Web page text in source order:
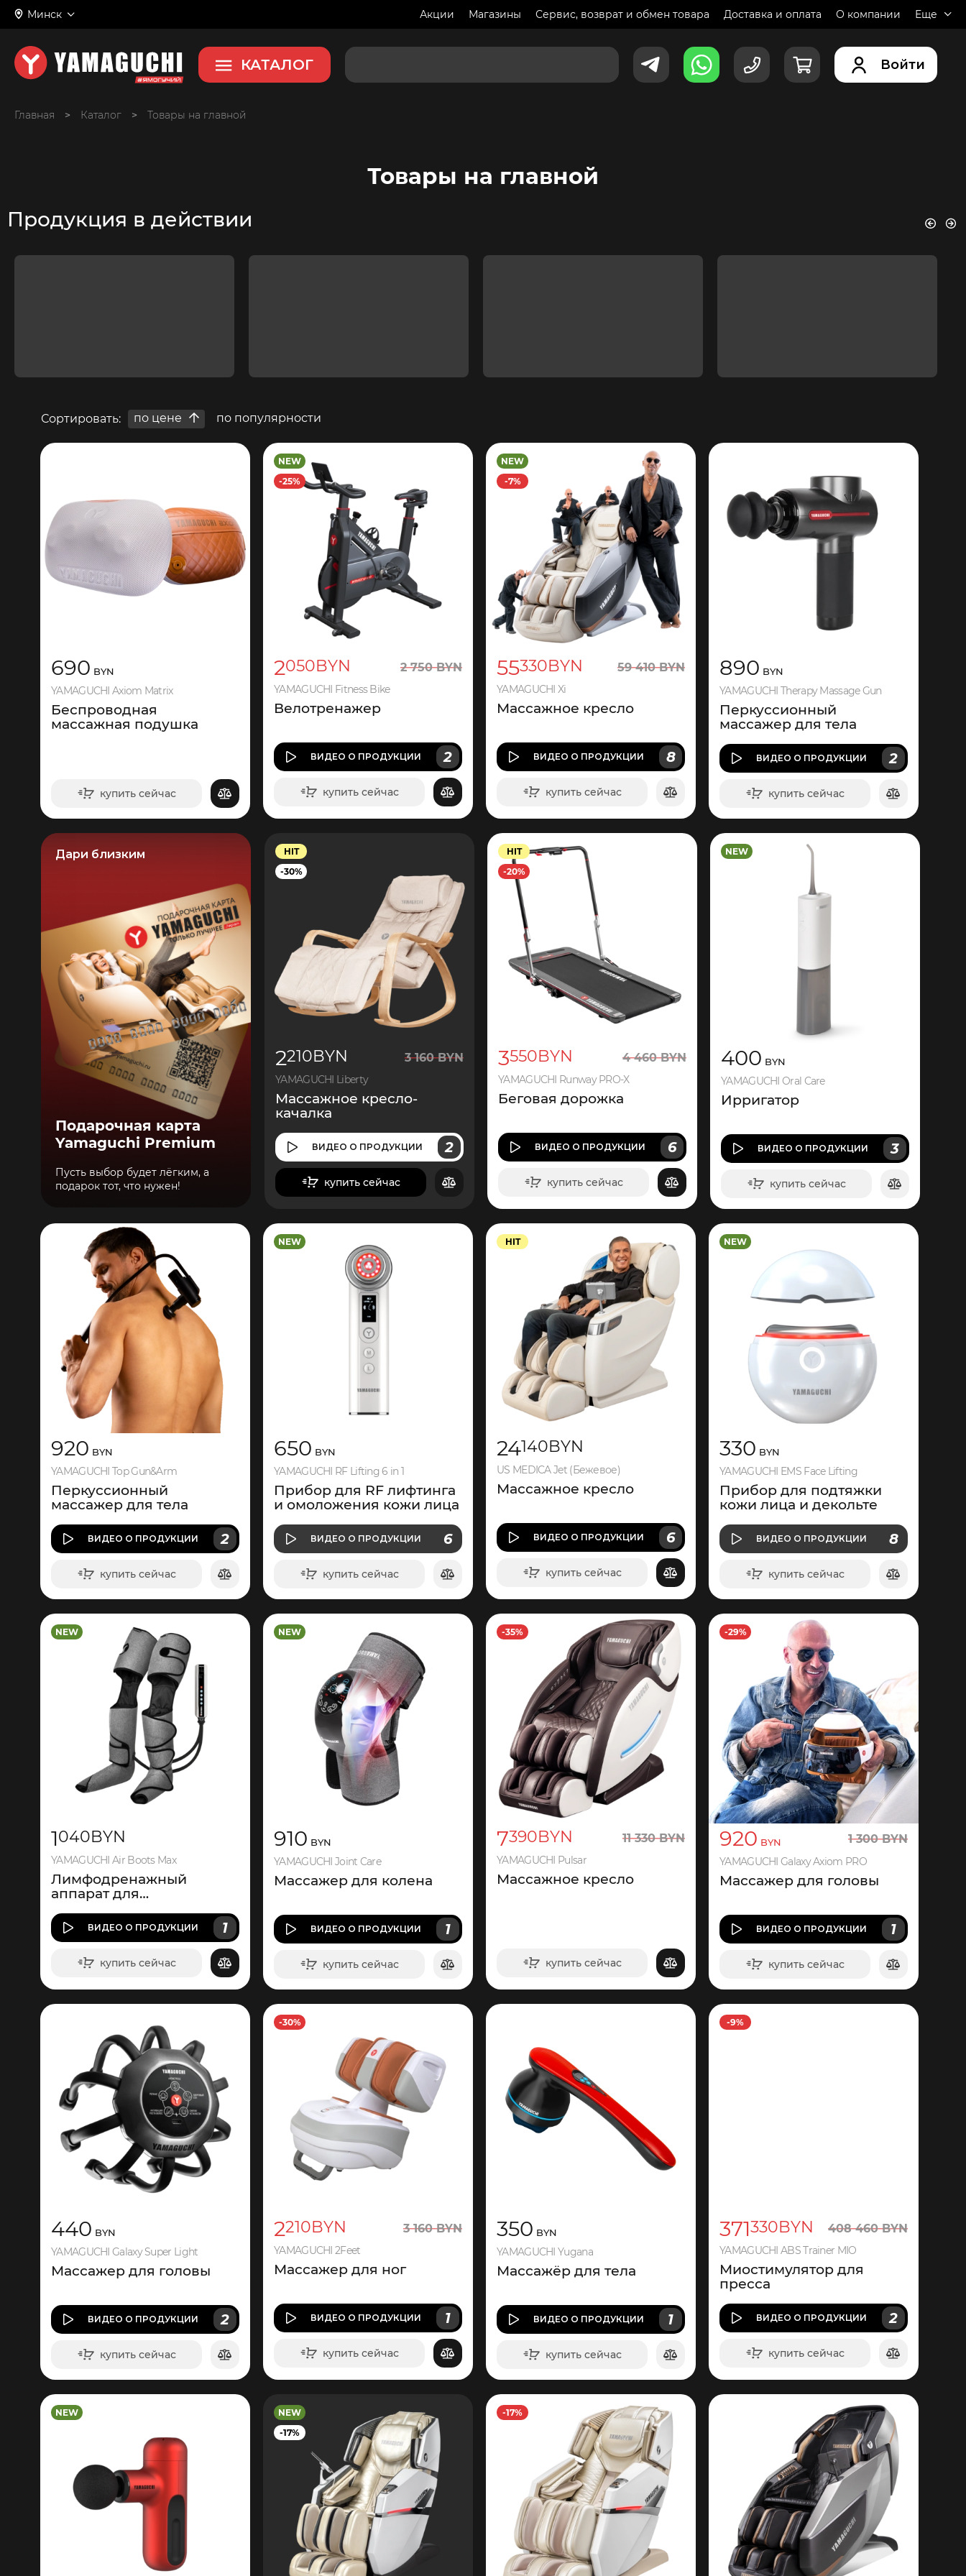
Минск Акции Магазины Сервис, возврат и обмен товара Доставка и оплата О компании Еще
КАТАЛОГ Войти
Главная > > Товары на главной
Товары на главной
Продукция в действии
Сортировать: по цене по популярности
690 BYN
YAMAGUCHI Axiom Matrix
Беспроводная
массажная подушка
купить сейчас
в корзину
NEW
-25%
2050BYN 2 750BYN
YAMAGUCHI Fitness Bike
Велотренажер
ВИДЕО О ПРОДУКЦИИ 2
купить сейчас
в корзину
NEW
-7%
55330BYN 59 410BYN
YAMAGUCHI Xi
Массажное кресло
ВИДЕО О ПРОДУКЦИИ 8
купить сейчас
в корзину
890 BYN
YAMAGUCHI Therapy Massage Gun
Перкуссионный
массажер для тела
ВИДЕО О ПРОДУКЦИИ 2
купить сейчас
в корзину
Дари близким
Подарочная карта
Yamaguchi Premium
Пусть выбор будет лёгким, а
подарок тот, что нужен!
HIT
-30%
2210BYN 3 160BYN
YAMAGUCHI Liberty
Массажное кресло-
качалка
ВИДЕО О ПРОДУКЦИИ 2
купить сейчас
HIT
-20%
3550BYN 4 460BYN
YAMAGUCHI Runway PRO-X
Беговая дорожка
ВИДЕО О ПРОДУКЦИИ 6
купить сейчас
в корзину
NEW
400 BYN
YAMAGUCHI Oral Care
Ирригатор
ВИДЕО О ПРОДУКЦИИ 3
купить сейчас
в корзину
920 BYN
YAMAGUCHI Top Gun&Arm
Перкуссионный
массажер для тела
ВИДЕО О ПРОДУКЦИИ 2
купить сейчас
в корзину
NEW
650 BYN
YAMAGUCHI RF Lifting 6 in 1
Прибор для RF лифтинга
и омоложения кожи лица
ВИДЕО О ПРОДУКЦИИ
ВИДЕО
О ПРОДУКЦИИ 6
купить сейчас
в корзину
HIT
24140BYN
US MEDICA Jet (Бежевое)
Массажное кресло
ВИДЕО О ПРОДУКЦИИ 6
купить сейчас
в корзину
NEW
330 BYN
YAMAGUCHI EMS Face Lifting
Прибор для подтяжки
кожи лица и декольте
ВИДЕО О ПРОДУКЦИИ
ВИДЕО
О ПРОДУКЦИИ 8
купить сейчас
в корзину
NEW
1040BYN
YAMAGUCHI Air Boots Max
Лимфодренажный
аппарат для
ВИДЕО О ПРОДУКЦИИ 1
купить сейчас
в корзину
NEW
910 BYN
YAMAGUCHI Joint Care
Массажер для колена
ВИДЕО О ПРОДУКЦИИ 1
купить сейчас
в корзину
-35%
7390BYN 11 330BYN
YAMAGUCHI Pulsar
Массажное кресло
купить сейчас
в корзину
-29%
920 BYN 1 300BYN
YAMAGUCHI Galaxy Axiom PRO
Массажер для головы
ВИДЕО О ПРОДУКЦИИ 1
купить сейчас
в корзину
440 BYN
YAMAGUCHI Galaxy Super Light
Массажер для головы
ВИДЕО О ПРОДУКЦИИ 2
купить сейчас
в корзину
-30%
2210BYN 3 160BYN
YAMAGUCHI 2Feet
Массажер для ног
ВИДЕО О ПРОДУКЦИИ 1
купить сейчас
в корзину
350 BYN
YAMAGUCHI Yugana
Массажёр для тела
ВИДЕО О ПРОДУКЦИИ 1
купить сейчас
в корзину
-9%
371330BYN 408 460BYN
YAMAGUCHI ABS Trainer MIO
Миостимулятор для
пресса
ВИДЕО О ПРОДУКЦИИ 2
купить сейчас
в корзину
NEW
NEW
-17%
-17%